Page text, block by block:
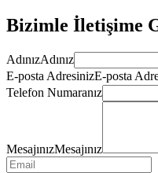
Bizimle İletişime
AdınızAdınız
E-posta AdresinizE-posta
Telefon Numaranız
MesajınızMesajınız